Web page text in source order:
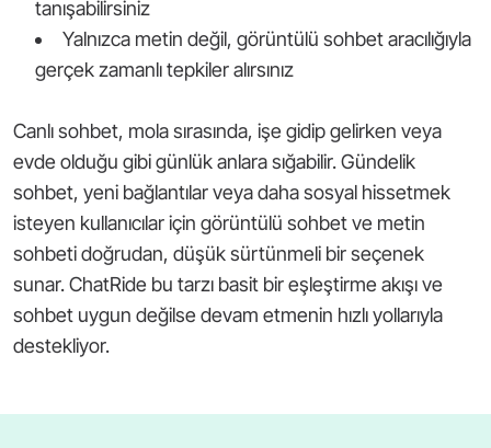
tanışabilirsiniz
Yalnızca metin değil, görüntülü sohbet aracılığıyla
gerçek zamanlı tepkiler alırsınız
Canlı sohbet, mola sırasında, işe gidip gelirken veya
evde olduğu gibi günlük anlara sığabilir. Gündelik
sohbet, yeni bağlantılar veya daha sosyal hissetmek
isteyen kullanıcılar için görüntülü sohbet ve metin
sohbeti doğrudan, düşük sürtünmeli bir seçenek
sunar. ChatRide bu tarzı basit bir eşleştirme akışı ve
sohbet uygun değilse devam etmenin hızlı yollarıyla
destekliyor.